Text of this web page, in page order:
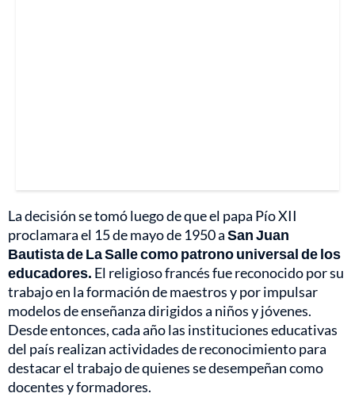
La decisión se tomó luego de que el papa Pío XII
proclamara el 15 de mayo de 1950 aSan Juan
Bautista de La Salle como patrono universal de los
educadores. El religioso francés fue reconocido por su
trabajo en la formación de maestros y por impulsar
modelos de enseñanza dirigidos a niños y jóvenes.
Desde entonces, cada año las instituciones educativas
del país realizan actividades de reconocimiento para
destacar el trabajo de quienes se desempeñan como
docentes y formadores.